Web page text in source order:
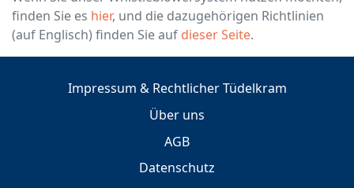
finden Sie es hier, und die dazugehörigen Richtlinien
(auf Englisch) finden Sie auf dieser Seite.
Impressum & Rechtlicher Tüdelkram
Über uns
AGB
Datenschutz